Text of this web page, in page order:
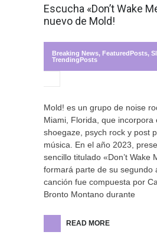
Escucha «Don’t Wake
nuevo de Mold!
Breaking News, FeaturedPosts,
TrendingPosts
Mold! es un grupo de noise
Miami, Florida, que incorpora
shoegaze, psych rock y post
música. En el año 2023,
sencillo titulado «Don’t Wake
formará parte de su segundo
canción fue compuesta por
Bronto Montano durante
READ MORE